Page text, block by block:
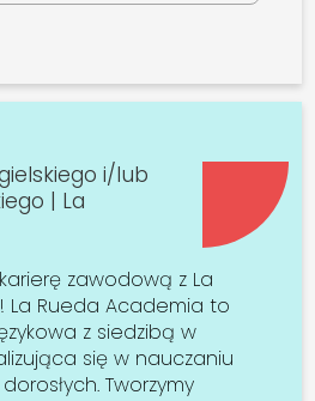
i/lub
| La
zawodową z La
La Rueda Academia to
z siedzibą w
się w nauczaniu
Tworzymy